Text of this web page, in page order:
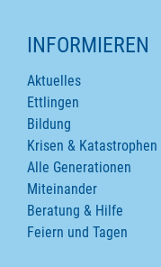
INFORMIEREN
Aktuelles
Ettlingen
Bildung
Krisen & Katastrophen
Alle Generationen
Miteinander
Beratung & Hilfe
Feiern und Tagen